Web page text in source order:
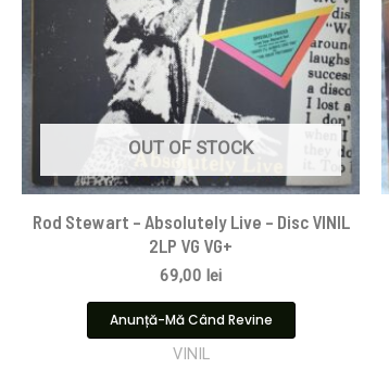
OUT OF STOCK
Rod Stewart – Absolutely Live – Disc VINIL
2LP VG VG+
69,00 lei
Anunță-Mă Când Revine
VINIL